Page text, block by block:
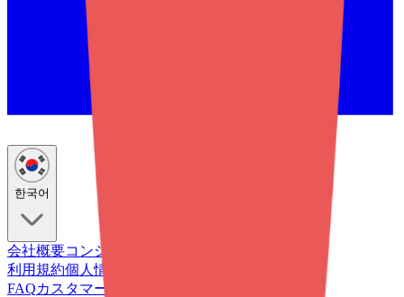
한국어
会社概要コンシェルジュサービス
利用規約個人情報取扱方針
FAQカスタマーサポート